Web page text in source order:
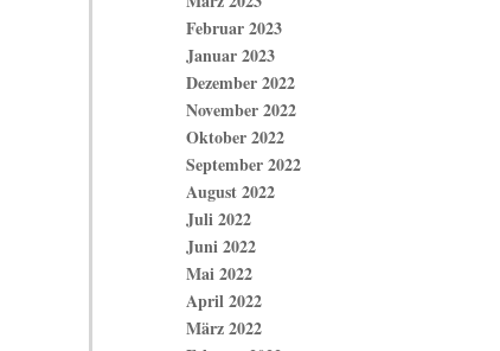
Februar 2023
Januar 2023
Dezember 2022
November 2022
Oktober 2022
September 2022
August 2022
Juli 2022
Juni 2022
Mai 2022
April 2022
März 2022